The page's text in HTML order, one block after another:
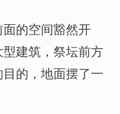
的空间豁然开
建筑，祭坛前方
的，地面摆了一